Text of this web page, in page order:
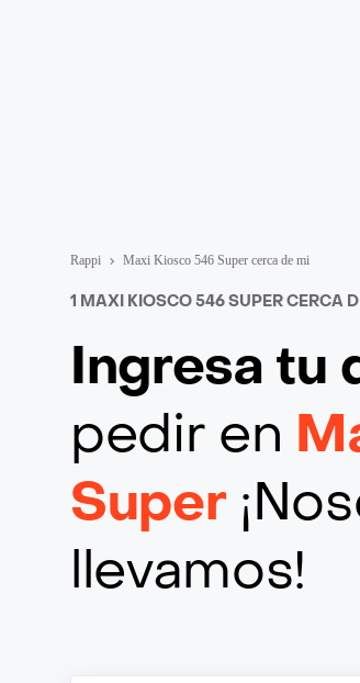
Rappi Maxi Kiosco 546 Super cerca de mi
1 MAXI KIOSCO 546 SUPER CERCA
Ingresa tu
pedir en
Super
llevamos!